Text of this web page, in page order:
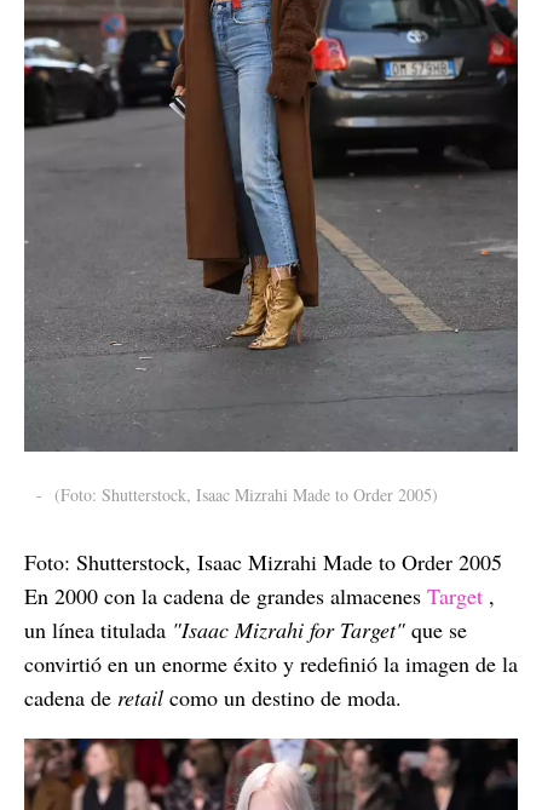
- (Foto: Shutterstock, Isaac Mizrahi Made to Order 2005)
Foto: Shutterstock, Isaac Mizrahi Made to Order 2005
En 2000 con la cadena de grandes almacenes Target ,
un línea titulada "Isaac Mizrahi for Target" que se
convirtió en un enorme éxito y redefinió la imagen de la
cadena de retail como un destino de moda.